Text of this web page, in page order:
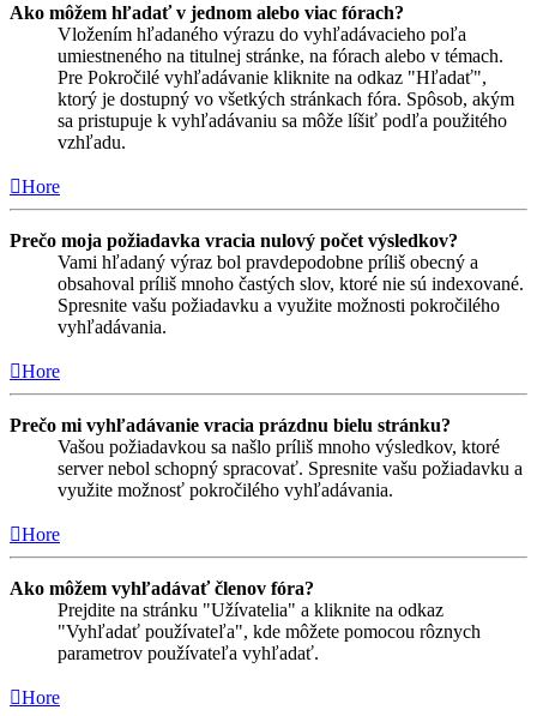
Ako môžem hľadať v jednom alebo viac fórach?
Vložením hľadaného výrazu do vyhľadávacieho poľa
umiestneného na titulnej stránke, na fórach alebo v témach.
Pre Pokročilé vyhľadávanie kliknite na odkaz "Hľadať",
ktorý je dostupný vo všetkých stránkach fóra. Spôsob, akým
sa pristupuje k vyhľadávaniu sa môže líšiť podľa použitého
vzhľadu.
Hore
Prečo moja požiadavka vracia nulový počet výsledkov?
Vami hľadaný výraz bol pravdepodobne príliš obecný a
obsahoval príliš mnoho častých slov, ktoré nie sú indexované.
Spresnite vašu požiadavku a využite možnosti pokročilého
vyhľadávania.
Hore
Prečo mi vyhľadávanie vracia prázdnu bielu stránku?
Vašou požiadavkou sa našlo príliš mnoho výsledkov, ktoré
server nebol schopný spracovať. Spresnite vašu požiadavku a
využite možnosť pokročilého vyhľadávania.
Hore
Ako môžem vyhľadávať členov fóra?
Prejdite na stránku "Užívatelia" a kliknite na odkaz
"Vyhľadať používateľa", kde môžete pomocou rôznych
parametrov používateľa vyhľadať.
Hore